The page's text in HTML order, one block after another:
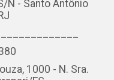
N - Santo Antônio
1000 - N. Sra.